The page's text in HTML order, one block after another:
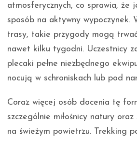
atmosferycznych, co sprawia, że
sposób na aktywny wypoczynek.
trasy, takie przygody mogą
nawet kilku tygodni. Uczestnicy
plecaki pełne niezbędnego
nocują w schroniskach lub pod
Coraz więcej osób docenia tę
szczególnie miłośnicy natury oraz
na świeżym powietrzu. Trekking